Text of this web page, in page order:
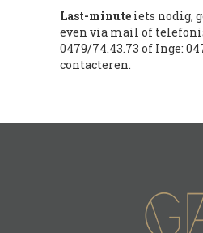
Last-minute iets nodig,
even via mail of
0479/74.43.73 of Inge:
contacteren.